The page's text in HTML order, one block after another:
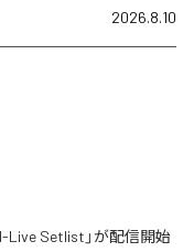
2026.8.10
Live Setlist」が配信開始